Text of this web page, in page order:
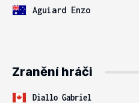
Aguiard Enzo
Zranění hráči
Diallo Gabriel